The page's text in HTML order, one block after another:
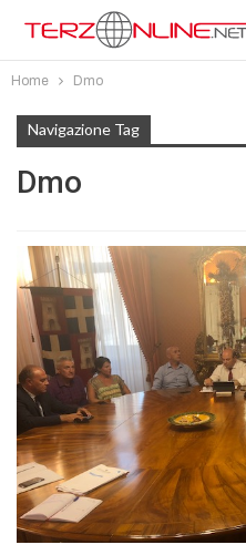
Home Dmo
Navigazione Tag
Dmo